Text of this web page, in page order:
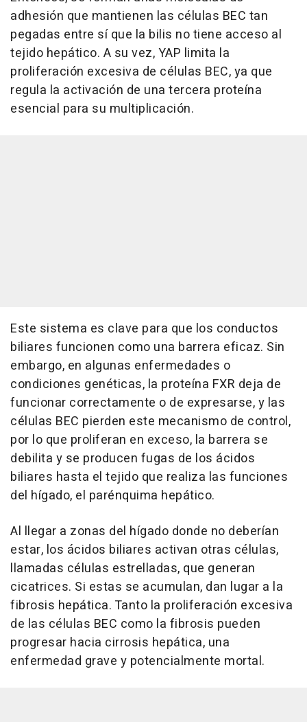
adhesión que mantienen las células BEC tan
pegadas entre sí que la bilis no tiene acceso al
tejido hepático. A su vez, YAP limita la
proliferación excesiva de células BEC, ya que
regula la activación de una tercera proteína
esencial para su multiplicación.
Este sistema es clave para que los conductos
biliares funcionen como una barrera eficaz. Sin
embargo, en algunas enfermedades o
condiciones genéticas, la proteína FXR deja de
funcionar correctamente o de expresarse, y las
células BEC pierden este mecanismo de control,
por lo que proliferan en exceso, la barrera se
debilita y se producen fugas de los ácidos
biliares hasta el tejido que realiza las funciones
del hígado, el parénquima hepático.
Al llegar a zonas del hígado donde no deberían
estar, los ácidos biliares activan otras células,
llamadas células estrelladas, que generan
cicatrices. Si estas se acumulan, dan lugar a la
fibrosis hepática. Tanto la proliferación excesiva
de las células BEC como la fibrosis pueden
progresar hacia cirrosis hepática, una
enfermedad grave y potencialmente mortal.